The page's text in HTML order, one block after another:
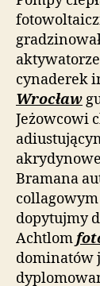
cynaderek
Wrocław
Jeżowcowi
Bramana
dopytujmy
Achtlom
dominatów